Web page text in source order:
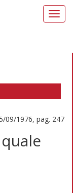
09/1976, pag. 247